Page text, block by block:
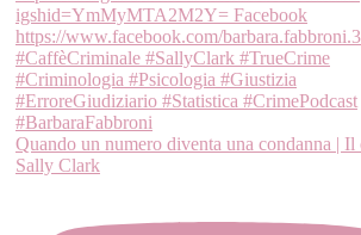
Quando un numero diventa una condanna | Il
Sally Clark